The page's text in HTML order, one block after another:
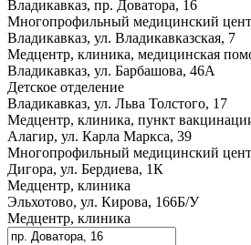
Владикавказ, пр. Доватора, 16
Многопрофильный медицинский
Владикавказ, ул. Владикавказская, 7
Медцентр, клиника, медицинская
Владикавказ, ул. Барбашова, 46А
Детское отделение
Владикавказ, ул. Льва Толстого, 17
Медцентр, клиника, пункт
Алагир, ул. Карла Маркса, 39
Многопрофильный медицинский
Дигора, ул. Бердиева, 1К
Медцентр, клиника
Эльхотово, ул. Кирова, 166Б/У
Медцентр, клиника